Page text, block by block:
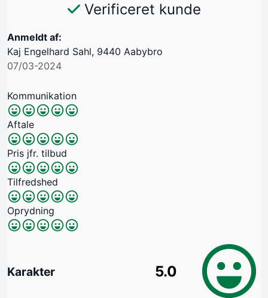
Verificeret kunde
Anmeldt af:
Kaj Engelhard Sahl, 9440 Aabybro
07/03-2024
Kommunikation
Aftale
Pris jfr. tilbud
Tilfredshed
Oprydning
Karakter 5.0